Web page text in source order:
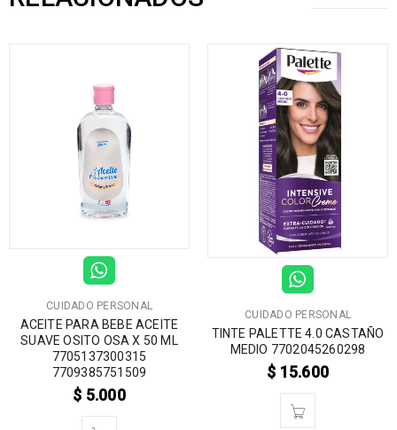
CUIDADO PERSONAL
ACEITE PARA BEBE ACEITE
SUAVE OSITO OSA X 50 ML
7705137300315
7709385751509
$ 5.000
CUIDADO PERSONAL
TINTE PALETTE 4.0 CASTAÑO
MEDIO 7702045260298
$ 15.600